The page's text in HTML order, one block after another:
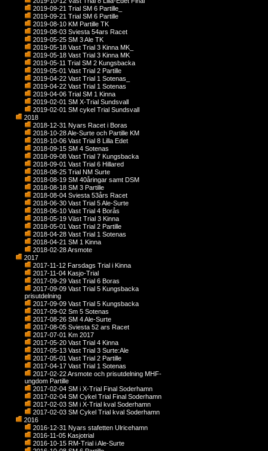
2019-09-21 Trial SM 6 Partille_
2019-09-21 Trial SM 6 Partille
2019-08-10 KM Partille TK
2019-08-03 Sviesta 54ars Racet
2019-05-25 SM 3 Ale TK
2019-05-18 Vast Trial 3 Kinna MK_
2019-05-18 Vast Trial 3 Kinna MK
2019-05-11 Trial SM 2 Kungsbacka
2019-05-01 Vast Trial 2 Partille
2019-04-22 Vast Trial 1 Sotenas_
2019-04-22 Vast Trial 1 Sotenas
2019-04-06 Trial SM 1 Kinna
2019-02-01 SM X-Trial Sundsvall
2019-02-01 SM cykel Trial Sundsvall
2018
2018-12-31 Nyars Racet i Boras
2018-10-28 Ale-Surte och Partille KM
2018-10-06 Vast Trial 8 Lilla Edet
2018-09-15 SM 4 Sotenas
2018-09-08 Vast Trial 7 Kungsbacka
2018-09-01 Vast Trial 6 Hillared
2018-08-25 Trial NM Surte
2018-08-19 SM 40åringar samt DSM
2018-08-18 SM 3 Partille
2018-08-04 Sviesta 53års Racet
2018-06-30 Vast Trial 5 Ale-Surte
2018-06-10 Vast Trial 4 Borås
2018-05-19 Väst Trial 3 Kinna
2018-05-01 Vast Trial 2 Partille
2018-04-28 Vast Trial 1 Sotenas
2018-04-21 SM 1 Kinna
2018-02-28 Arsmote
2017
2017-11-12 Farsdags Trial i Kinna
2017-11-04 Kasjo-Trial
2017-09-29 Vast Trial 6 Boras
2017-09-09 Vast Trial 5 Kungsbacka
prisutdelning
2017-09-09 Vast Trial 5 Kungsbacka
2017-09-02 Sm 5 Sotenas
2017-08-26 SM 4 Ale-Surte
2017-08-05 Sviesta 52 ars Racet
2017-07-01 Km 2017
2017-05-20 Vast Trial 4 Kinna
2017-05-13 Vast Trial 3 Surte:Ale
2017-05-01 Vast Trial 2 Partille
2017-04-17 Vast Trial 1 Sotenas
2017-02-22 Arsmote och prisutdelning MHF-
ungdom Partille
2017-02-04 SM i X-Trial Final Soderhamn
2017-02-04 SM Cykel Trial Final Soderhamn
2017-02-03 SM i X-Trial kval Soderhamn
2017-02-03 SM Cykel Trial kval Soderhamn
2016
2016-12-31 Nyars stafetten Ulricehamn
2016-11-05 Kasjotrial
2016-10-15 RM-Trial i Ale-Surte